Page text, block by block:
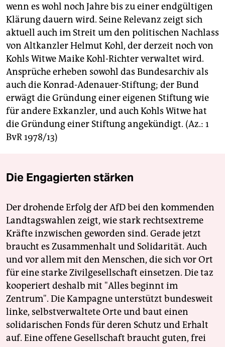
wenn es wohl noch Jahre bis zu einer endgültigen
Klärung dauern wird. Seine Relevanz zeigt sich
aktuell auch im Streit um den politischen Nachlass
von Altkanzler Helmut Kohl, der derzeit noch von
Kohls Witwe Maike Kohl-Richter verwaltet wird.
Ansprüche erheben sowohl das Bundesarchiv als
auch die Konrad-Adenauer-Stiftung; der Bund
erwägt die Gründung einer eigenen Stiftung wie
für andere Exkanzler, und auch Kohls Witwe hat
die Gründung einer Stiftung angekündigt. (Az.: 1
BvR 1978/13)
Die Engagierten stärken
Der drohende Erfolg der AfD bei den kommenden
Landtagswahlen zeigt, wie stark rechtsextreme
Kräfte inzwischen geworden sind. Gerade jetzt
braucht es Zusammenhalt und Solidarität. Auch
und vor allem mit den Menschen, die sich vor Ort
für eine starke Zivilgesellschaft einsetzen. Die taz
kooperiert deshalb mit "Alles beginnt im
Zentrum". Die Kampagne unterstützt bundesweit
linke, selbstverwaltete Orte und baut einen
solidarischen Fonds für deren Schutz und Erhalt
auf. Eine offene Gesellschaft braucht guten, frei